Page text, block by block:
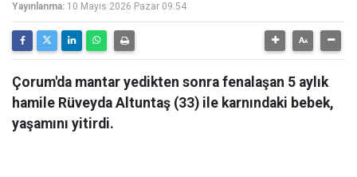
Yayınlanma: 10 Mayıs 2026 Pazar 09:54
Çorum'da mantar yedikten sonra fenalaşan 5 aylık
hamile Rüveyda Altuntaş (33) ile karnındaki bebek,
yaşamını yitirdi.